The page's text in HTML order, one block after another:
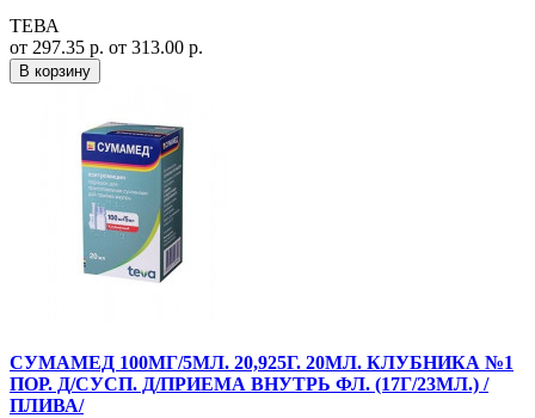
ТЕВА
от 297.35 р. от 313.00 р.
В корзину
СУМАМЕД 100МГ/5МЛ. 20,925Г. 20МЛ. КЛУБНИКА №1
ПОР. Д/СУСП. Д/ПРИЕМА ВНУТРЬ ФЛ. (17Г/23МЛ.) /
ПЛИВА/